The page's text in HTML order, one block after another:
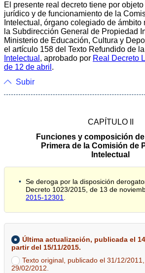
El presente real decreto tiene por
jurídico y de funcionamiento de la
Intelectual, órgano colegiado de ámbito
la Subdirección General de Propiedad
Ministerio de Educación, Cultura y
el artículo 158 del Texto Refundido de la
Intelectual , aprobado por Real Decreto
de 12 de abril .
Subir
CAPÍTULO II
Funciones y composición
Primera de la Comisión de
Intelectual
Se deroga por la disposición
Decreto 1023/2015, de 13 de
2015-12301
Última actualización, publicada el
partir del 15/11/2015.
Texto original, publicado el 31/12/
29/02/2012.